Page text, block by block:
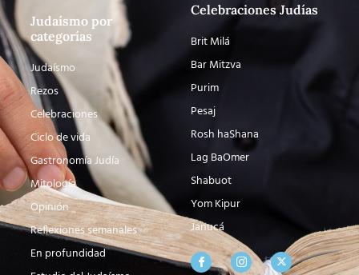
Judaísmo por
categorías
Judaísmo
Rezos
Celebraciones
Ciclo de vida
Gastronomía Judía
Mitología
Opinión
Reflexiones semanales
En profundidad
Celebraciones Judías
Brit Milá
Bar Mitzva
Purim
Pesaj
Rosh haShana
Lag BaOmer
Shabuot
Yom Kipur
Janucá